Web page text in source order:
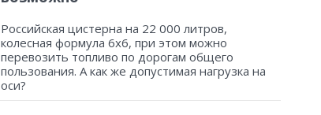
Российская цистерна на 22 000 литров,
колесная формула 6х6, при этом можно
перевозить топливо по дорогам общего
пользования. А как же допустимая нагрузка на
оси?